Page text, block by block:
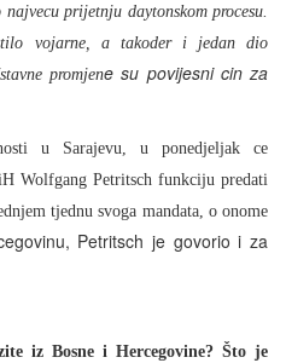
prijetnju daytonskom procesu.
vojarne, a takoder i jedan dio
promjene su povijesni cin za
u Sarajevu, u ponedjeljak ce
Wolfgang Petritsch funkciju predati
tjednu svoga mandata, o onome
Petritsch je govorio i za
iz Bosne i Hercegovine? Što je